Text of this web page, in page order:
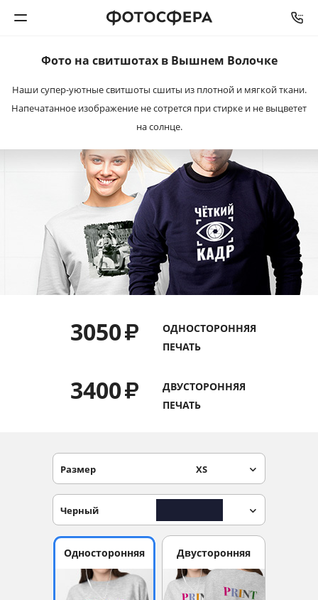
Фотокниги
Календари
Интерьерная печать
Фотоподарки
Багетная мастерская
Полиграфия
Услуги и сервис
Фото на свитшотах в Вышнем Волочке
Наши супер-уютные свитшоты сшиты из плотной и мягкой ткани.
Напечатанное изображение не сотрется при стирке и не выцветет
на солнце.
3050₽
ОДНОСТОРОННЯЯ
ПЕЧАТЬ
3400₽
ДВУСТОРОННЯЯ
ПЕЧАТЬ
Размер XS
Черный
Односторонняя Двусторонняя